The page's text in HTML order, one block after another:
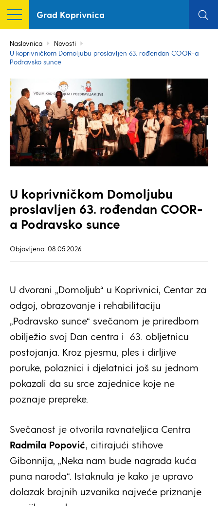
Grad Koprivnica
Naslovnica
Novosti
U koprivničkom Domoljubu proslavljen 63. rođendan COOR-a
Podravsko sunce
U koprivničkom Domoljubu
proslavljen 63. rođendan COOR-
a Podravsko sunce
Objavljeno: 08.05.2026.
U dvorani „Domoljub“ u Koprivnici, Centar za
odgoj, obrazovanje i rehabilitaciju
„Podravsko sunce“ svečanom je priredbom
obilježio svoj Dan centra i 63. obljetnicu
postojanja. Kroz pjesmu, ples i dirljive
poruke, polaznici i djelatnici još su jednom
pokazali da su srce zajednice koje ne
poznaje prepreke.
Svečanost je otvorila ravnateljica Centra
Radmila Popović, citirajući stihove
Gibonnija, „Neka nam bude nagrada kuća
puna naroda“. Istaknula je kako je upravo
dolazak brojnih uzvanika najveće priznanje